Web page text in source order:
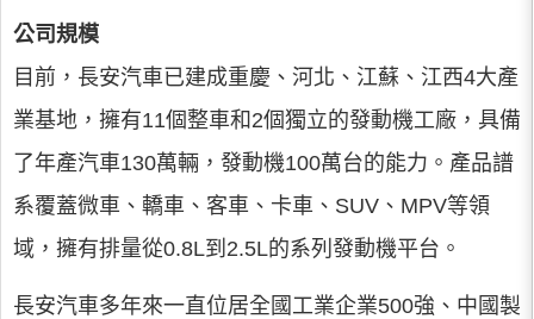
公司規模
目前，長安汽車已建成重慶、河北、江蘇、江西4大產
業基地，擁有11個整車和2個獨立的發動機工廠，具備
了年產汽車130萬輛，發動機100萬台的能力。產品譜
系覆蓋微車、轎車、客車、卡車、SUV、MPV等領
域，擁有排量從0.8L到2.5L的系列發動機平台。
長安汽車多年來一直位居全國工業企業500強、中國製